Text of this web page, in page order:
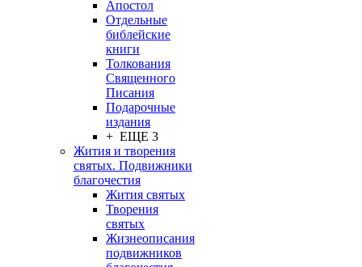
Апостол
Отдельные
библейские
книги
Толкования
Священного
Писания
Подарочные
издания
+ ЕЩЕ 3
Жития и творения
святых. Подвижники
благочестия
Жития святых
Творения
святых
Жизнеописания
подвижников